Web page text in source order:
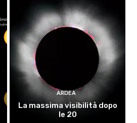
ARDEA
La massima visibilità dopo
le 20